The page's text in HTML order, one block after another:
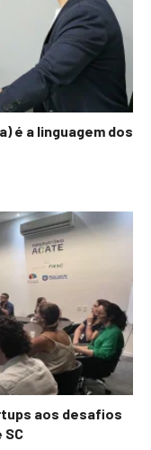
é a linguagem dos
aos desafios
SC